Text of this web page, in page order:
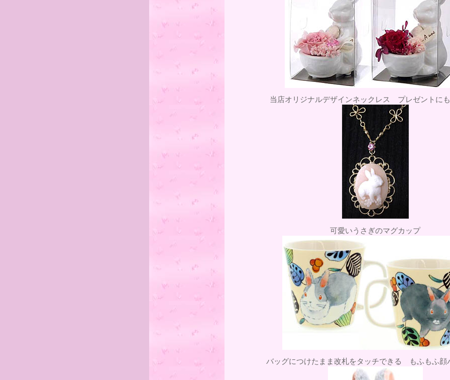
当店オリジナルデザインネックレス プレゼントに
可愛いうさぎのマグカップ
バッグにつけたまま改札をタッチできる もふもふ顔